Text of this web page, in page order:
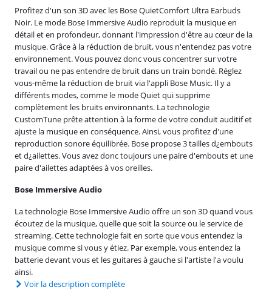
Profitez d'un son 3D avec les Bose QuietComfort Ultra Earbuds
Noir. Le mode Bose Immersive Audio reproduit la musique en
détail et en profondeur, donnant l'impression d'être au cœur de la
musique. Grâce à la réduction de bruit, vous n'entendez pas votre
environnement. Vous pouvez donc vous concentrer sur votre
travail ou ne pas entendre de bruit dans un train bondé. Réglez
vous-même la réduction de bruit via l'appli Bose Music. Il y a
différents modes, comme le mode Quiet qui supprime
complètement les bruits environnants. La technologie
CustomTune prête attention à la forme de votre conduit auditif et
ajuste la musique en conséquence. Ainsi, vous profitez d'une
reproduction sonore équilibrée. Bose propose 3 tailles d¿embouts
et d¿ailettes. Vous avez donc toujours une paire d'embouts et une
paire d'ailettes adaptées à vos oreilles.
Bose Immersive Audio
La technologie Bose Immersive Audio offre un son 3D quand vous
écoutez de la musique, quelle que soit la source ou le service de
streaming. Cette technologie fait en sorte que vous entendez la
musique comme si vous y étiez. Par exemple, vous entendez la
batterie devant vous et les guitares à gauche si l'artiste l'a voulu
ainsi.
Voir la description complète